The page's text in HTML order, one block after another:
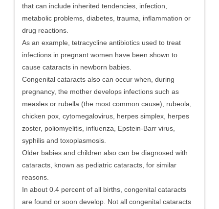
that can include inherited tendencies, infection,
metabolic problems, diabetes, trauma, inflammation or
drug reactions.
As an example, tetracycline antibiotics used to treat
infections in pregnant women have been shown to
cause cataracts in newborn babies.
Congenital cataracts also can occur when, during
pregnancy, the mother develops infections such as
measles or rubella (the most common cause), rubeola,
chicken pox, cytomegalovirus, herpes simplex, herpes
zoster, poliomyelitis, influenza, Epstein-Barr virus,
syphilis and toxoplasmosis.
Older babies and children also can be diagnosed with
cataracts, known as pediatric cataracts, for similar
reasons.
In about 0.4 percent of all births, congenital cataracts
are found or soon develop. Not all congenital cataracts